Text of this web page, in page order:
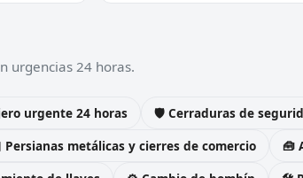
urgencias 24 horas.
urgente 24 horas 🛡️ Cerraduras de
Persianas metálicas y cierres de comercio
🧰